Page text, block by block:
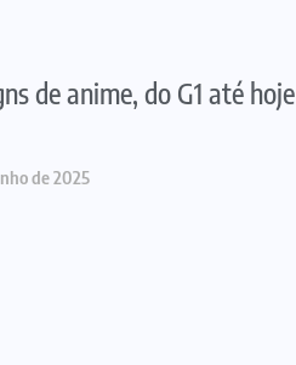
de anime, do G1 até hoje
de 2025